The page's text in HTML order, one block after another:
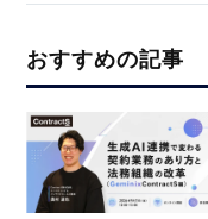
おすすめの記事